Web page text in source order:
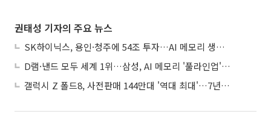
권태성 기자의 주요 뉴스
SK하이닉스, 용인·청주에 54조 투자…AI 메모리 생산기지 키운다
D램·낸드 모두 세계 1위…삼성, AI 메모리 '풀라인업'으로 승부
갤럭시 Z 폴드8, 사전판매 144만대 '역대 최대'…7년만에 갤노트10 기록 넘어